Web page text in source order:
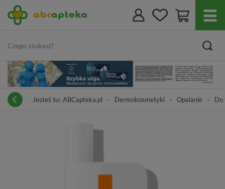
Jesteś tu: ABCapteka.pl Dermokosmetyki Opalanie Do